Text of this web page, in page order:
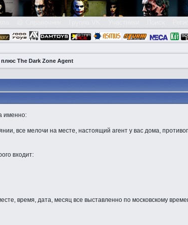
The Dark Zone Agent
именно:
все мелочи на месте, настоящий агент у вас дома,
входит:
время, дата, месяц все выставленно по московскому